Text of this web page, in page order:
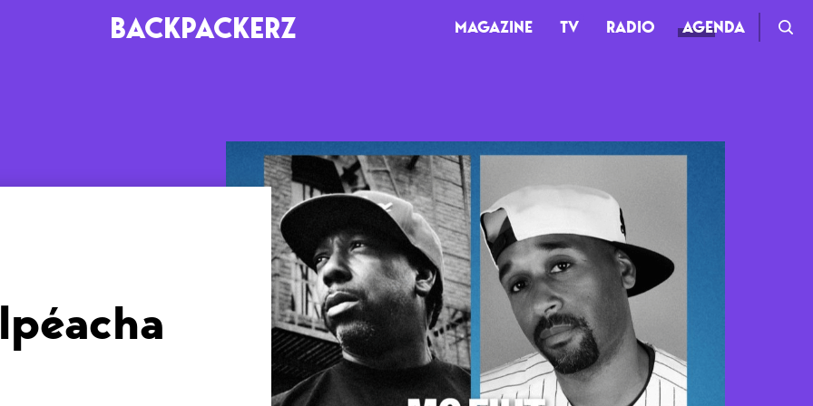
BACKPACKERZ MAGAZINE TV RADIO AGENDA
Paris
RADIO
Playlists
Podcasts
Mixes
TV
Live
Documentaires
Web-séries